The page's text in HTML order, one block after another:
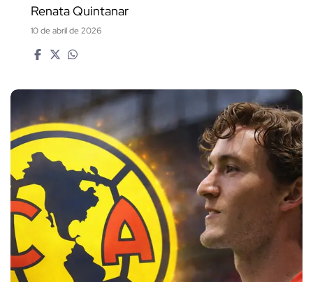
Renata Quintanar
10 de abril de 2026